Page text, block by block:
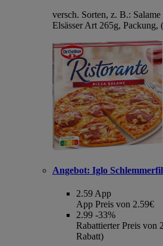
versch. Sorten, z. B.:
Elsässer Art 265g, Packung,
Angebot: Iglo
2.59 App
App Preis von 2.59€
2.99 -33%
Rabattierter Preis von
Rabatt)